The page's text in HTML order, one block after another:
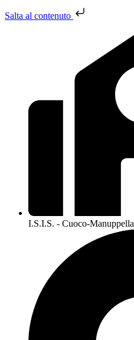
Salta al contenuto
I.S.I.S. - Cuoco-Manuppella